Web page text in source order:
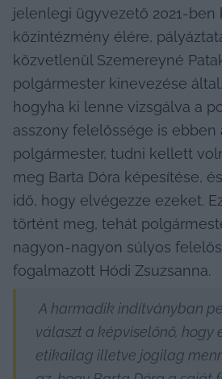
jelenlegi ügyvezető 2021-ben
közintézmény élére,
közvetlenül Szemereyné
polgármester kinevezése
hogyha ki lenne vizsgálva a
asszony felelőssége is ebben
polgármester, tudni kellett
meg Barta Dóra képesítése,
idő, hogy elvégezze ezeket.
történt meg, tehát
nagyon-nagyon súlyos
fogalmazott Hódi Zsuzsanna.
A harmadik indítványban pedig arra kereste a
választ a képviselőnő, hogy
etikailag illetve jogilag